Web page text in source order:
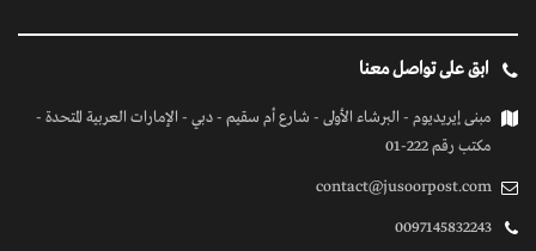
ابق على تواصل معنا
مبنى إيريديوم - البرشاء الأولى - شارع أم سقيم - دبي - الإمارات العربية المتحدة -
مكتب رقم 222-01
contact@jusoorpost.com
0097145832243